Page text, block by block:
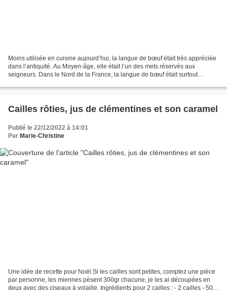
Moins utilisée en cuisine aujourd’hui, la langue de bœuf était très appréciée
dans l’antiquité. Au Moyen-âge, elle était l’un des mets réservés aux
seigneurs. Dans le Nord de la France, la langue de bœuf était surtout
Cailles rôties, jus de clémentines et son caramel
Publié le 22/12/2022 à 14:01
Par Marie-Christine
Une idée de recette pour Noël Si les cailles sont petites, comptez une pièce
par personne, les miennes pèsent 300gr chacune, je les ai découpées en
deux avec des ciseaux à volaille. Ingrédients pour 2 cailles : - 2 cailles - 500